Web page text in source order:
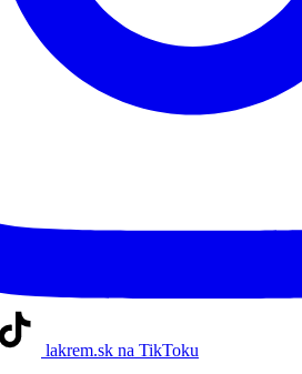
lakrem.sk na TikToku